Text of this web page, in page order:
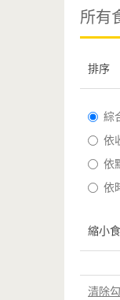
所有
排序
綜
依
依
依
縮小
清除